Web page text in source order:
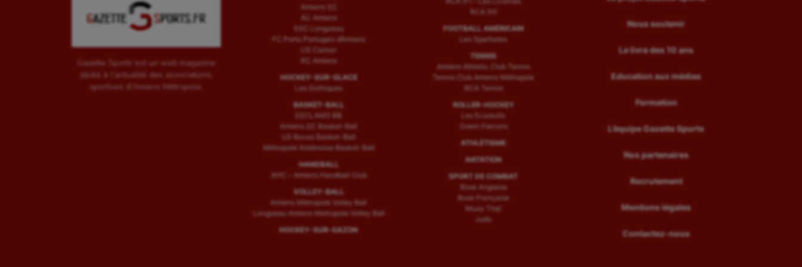
Gazette Sports est un web magazine
dédié à l'actualité des associations
sportives d'Amiens Métropole.
Amiens SC
AC Amiens
ESC Longueau
FC Porto Portugais d’Amiens
US Camon
RC Amiens
HOCKEY-SUR-GLACE
Les Gothiques
BASKET-BALL
ESCLAMS BB
Amiens SC Basket-Ball
US Boves Basket-Ball
Métropole Amiénoise Basket-Ball
HANDBALL
AHC – Amiens Handball Club
VOLLEY-BALL
Amiens Métropole Volley Ball
Longueau Amiens Metropole Volley Ball
HOCKEY-SUR-GAZON
RCA (H)
FOOTBALL AMÉRICAIN
Les Spartiates
TENNIS
Amiens Athletic Club Tennis
Tennis Club Amiens Métropole
RCA Tennis
ROLLER-HOCKEY
Les Ecureuils
Green Falcons
ATHLÉTISME
NATATION
SPORT DE COMBAT
Boxe Anglaise
Boxe Française
Muay Thaï
Judo
Nous soutenir
Le livre des 10 ans
Education aux médias
Formation
L’équipe Gazette Sports
Nos partenaires
Recrutement
Mentions légales
Contactez-nous